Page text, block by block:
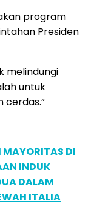
program
Presiden
melindungi
untuk
cerdas.”
DI
INDUK
DALAM
ITALIA